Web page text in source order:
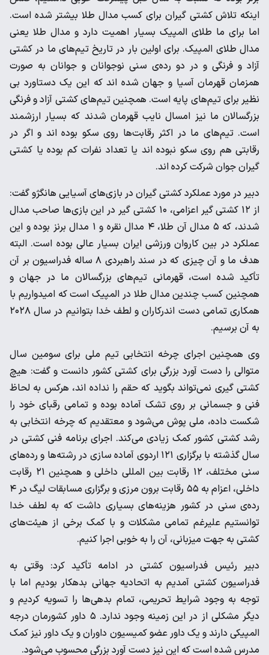
اینکه تلاش کشتی گیران برای کسب مدال طلا بیشتر شده است.
اما برای ما طلای المپیک بسیار اهمیت دارد و مدال طلا یعنی
مدال طلای المپیک. برای اولین بار در تاریخ تیم‌های ما در کشتی
آزاد و فرنگی و در دو رده‌ی سنی نوجوانان و جوانان به صورت
همزمان قهرمان آسیا و جهان شده اند که این یک دستاورد بی
نظیر برای تیم‌های پایه است. همچنین تیم‌های کشتی آزاد و فرنگی
بزرگسالان ما نیز امسال نایب قهرمان شدند که بسیار ارزشمند
است. تیم‌های ما در اکثر رقابت‌ها روی سکو بوده اند و اگر در
رقابتی هم روی سکو نبوده اند یا تعداد نفرات کم بوده یا کشتی
گیران جوان شرکت کرده اند.
دبیر در مورد عملکرد کشتی گیران در بازی‌های آسیایی هانگژو گفت:
از ۱۲ کشتی گیر اعزامی، ۱۰ کشتی گیر در این بازی‌ها صاحب مدال
شدند، که ۵ مدال آن طلا، ۴ مدال نقره و ۱ مدال برنز بوده و این
عملکرد در بین کاروان ورزشی ایران بسیار عالی بوده است. البته
هدف ما و آن چیزی که در سند راهبردی ۸ ساله فدراسیون بر آن
تأکید شده است، قهرمانی تیم‌های بزرگسالان ما در جهان و
همچنین کسب چندین مدال طلا در المپیک است که امیدواریم با
همکاری تمامی دست اندرکاران و لطف خدا بتوانیم در سال ۲۰۲۸
به آن برسیم.
وی همچنین اجرای چرخه انتخابی تیم ملی برای سومین سال
متوالی را دست آورد بزرگی برای کشتی کشور دانست و گفت: هیچ
کشتی گیری نمی‌تواند بگوید که حقم را نداده اند، هرکس به لحاظ
فنی و جسمانی بر روی تشک آماده بوده و تمامی رقبای خود را
شکست داده، ملی پوش می‌شود و معتقدیم که چرخه انتخابی به
رشد کشتی کشور کمک زیادی می‌کند. اجرای برنامه فنی کشتی در
سال گذشته با برگزاری ۱۲۱ اردوی آماده سازی در رشته‌ها و رده‌های
سنی مختلف، ۱۲ رقابت بین المللی داخلی و همچنین ۲۱ رقابت
داخلی، اعزام به ۵۵ رقابت برون مرزی و برگزاری مسابقات لیگ در ۴
رده‌ی سنی در کشور هزینه‌های بسیاری داشت که به لطف خدا
توانستیم علیرغم تمامی مشکلات و با کمک برخی از هیئت‌های
کشتی به جهت میزبانی، آن را به خوبی اجرا کنیم.
دبیر رئیس فدراسیون کشتی در ادامه تأکید کرد: وقتی به
فدراسیون کشتی آمدیم به اتحادیه جهانی بدهکار بودیم اما با
توجه به وجود شرایط تحریمی، تمام بدهی‌ها را تسویه کردیم و
دیگر مشکلی از در این زمینه وجود ندارد. ۵ داور کشورمان درجه
المپیکی دارند و یک داور عضو کمیسیون داوران و یک داور نیز کمک
مدرس شده است که این نیز دست آورد بزرگی محسوب می‌شود.